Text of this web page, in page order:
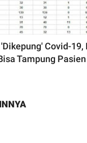
Covid-19,
Tampung Pasien